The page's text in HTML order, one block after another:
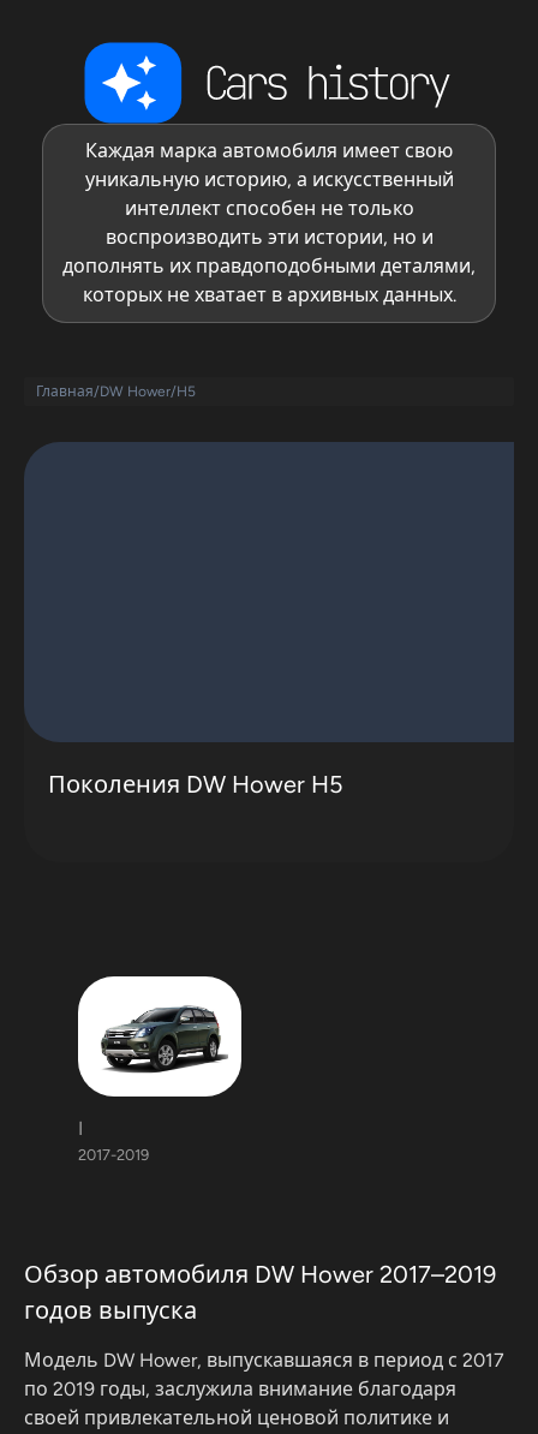
Каждая марка автомобиля имеет свою
уникальную историю, а искусственный
интеллект способен не только
воспроизводить эти истории, но и
дополнять их правдоподобными деталями,
которых не хватает в архивных данных.
Главная/DW Hower/H5
Поколения DW Hower H5
I
2017-2019
Обзор автомобиля DW Hower 2017–2019
годов выпуска
Модель DW Hower, выпускавшаяся в период с 2017
по 2019 годы, заслужила внимание благодаря
своей привлекательной ценовой политике и